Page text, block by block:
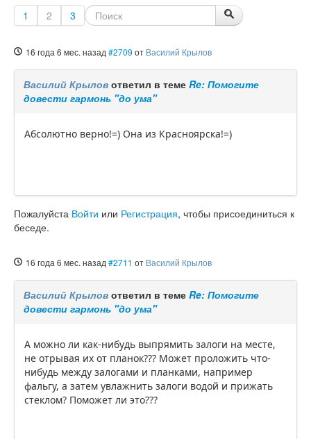
1 2 3
16 года 6 мес. назад #2709 от Василий Крылов
Василий Крылов ответил в теме Re: Помогите
довести гармонь "до ума"
Абсолютно верно!=) Она из Красноярска!=)
Пожалуйста Войти или Регистрация, чтобы присоединиться к
беседе.
16 года 6 мес. назад #2711 от Василий Крылов
Василий Крылов ответил в теме Re: Помогите
довести гармонь "до ума"
А можно ли как-нибудь выпрямить залоги на месте,
не отрывая их от планок??? Может проложить что-
нибудь между залогами и планками, например
фальгу, а затем увлажнить залоги водой и прижать
стеклом? Поможет ли это???